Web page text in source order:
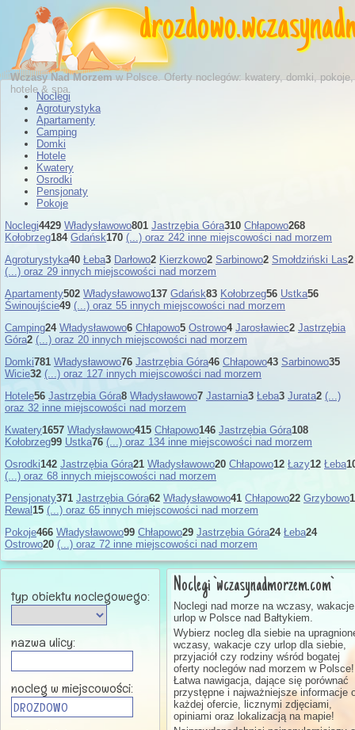
drozdowo.
Wczasy Nad Morzemw Polsce. Oferty noclegów: kwatery, domki, pokoje,
hotele & spa.
Noclegi
Agroturystyka
Apartamenty
Camping
Domki
Hotele
Kwatery
Osrodki
Pensjonaty
Pokoje
Noclegi4429 Władysławowo801 Jastrzębia Góra310 Chłapowo268
Kołobrzeg184 Gdańsk170 (...) oraz 242 inne miejscowości nad morzem
Agroturystyka40 Łeba3 Darłowo2 Kierzkowo2 Sarbinowo2 Smołdziński Las2
(...) oraz 29 innych miejscowości nad morzem
Apartamenty502 Władysławowo137 Gdańsk83 Kołobrzeg56 Ustka56
Świnoujście49 (...) oraz 55 innych miejscowości nad morzem
Camping24 Władysławowo6 Chłapowo5 Ostrowo4 Jarosławiec2 Jastrzębia
Góra2 (...) oraz 20 innych miejscowości nad morzem
Domki781 Władysławowo76 Jastrzębia Góra46 Chłapowo43 Sarbinowo35
Wicie32 (...) oraz 127 innych miejscowości nad morzem
Hotele56 Jastrzębia Góra8 Władysławowo7 Jastarnia3 Łeba3 Jurata2 (...)
oraz 32 inne miejscowości nad morzem
Kwatery1657 Władysławowo415 Chłapowo146 Jastrzębia Góra108
Kołobrzeg99 Ustka76 (...) oraz 134 inne miejscowości nad morzem
Osrodki142 Jastrzębia Góra21 Władysławowo20 Chłapowo12 Łazy12 Łeba
(...) oraz 68 innych miejscowości nad morzem
Pensjonaty371 Jastrzębia Góra62 Władysławowo41 Chłapowo22 Grzybowo
Rewal 15 (...) oraz 65 innych miejscowości nad morzem
Pokoje466 Władysławowo99 Chłapowo29 Jastrzębia Góra24 Łeba24
Ostrowo20 (...) oraz 72 inne miejscowości nad morzem
typ obiektu noclegowego:
nazwa ulicy:
nocleg w miejscowości:
Noclegi `wczasynadmorzem.com`
Noclegi nad morze na wczasy,
urlop w Polsce nad Bałtykiem.
Wybierz nocleg dla siebie na
wczasy, wakacje czy urlop dla siebie,
przyjaciół czy rodziny wśród bogatej
oferty noclegów nad morzem w Polsce!
Łatwa nawigacja, dające się porównać
przystępne i najważniejsze informacje
każdej ofercie, licznymi zdjęciami,
opiniami oraz lokalizacją na mapie!